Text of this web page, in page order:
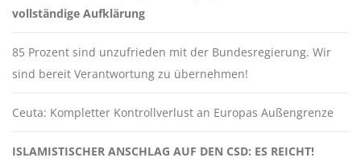
vollständige Aufklärung
85 Prozent sind unzufrieden mit der Bundesregierung. Wir
sind bereit Verantwortung zu übernehmen!
Ceuta: Kompletter Kontrollverlust an Europas Außengrenze
ISLAMISTISCHER ANSCHLAG AUF DEN CSD: ES REICHT!